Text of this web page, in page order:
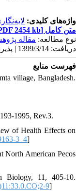
واژه‌های کلیدی:
متن کامل [PDF 2454 kb]
نوع مطالعه: مقاله
دریافت: 1399/3/14 | پذیرش: 1399/4/1 | انتشار: 1399/5/10
فهرست منابع
village, Bangladesh.
1995, Rev.3.
of Health Effects on
3_4]
North American Pecos
Biology, 11, 405-10.
9]